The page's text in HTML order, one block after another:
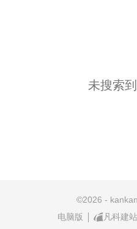
未搜索
©2026 -
电脑版
凡科建